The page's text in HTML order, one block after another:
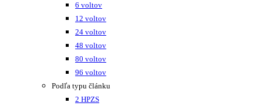
6 voltov
12 voltov
24 voltov
48 voltov
80 voltov
96 voltov
Podľa typu článku
2 HPZS